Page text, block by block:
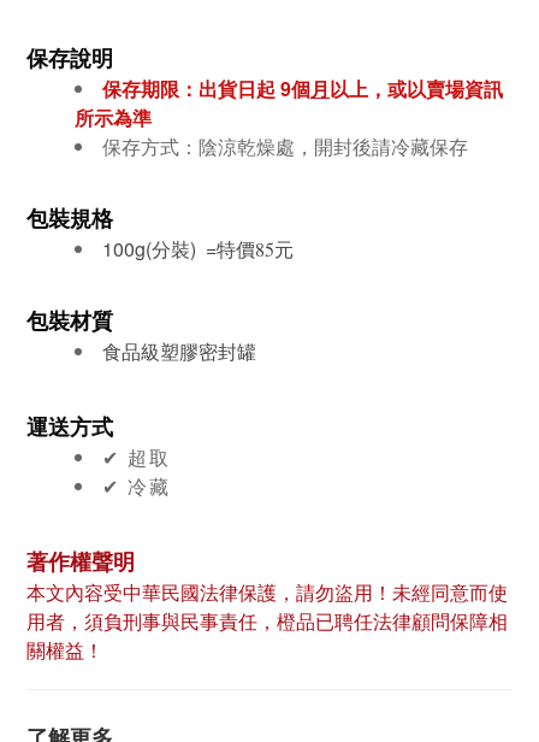
保存說明
保存期限：出貨日起 9個月以上，或以賣場資訊
所示為準
保存方式：陰涼乾燥處， 開封後請冷藏保存
包裝規格
100g(分裝) =特價85元
包裝材質
食品級塑膠密封罐
運送方式
✔︎ 超取
✔︎ 冷藏
著作權聲明
本文內容受中華民國法律保護，請勿盜用！未經同意而使
用者，須負刑事與民事責任，橙品已聘任法律顧問保障相
關權益！